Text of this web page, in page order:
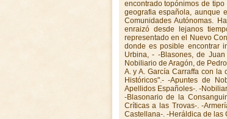
encontrado topónimos de
geografia española, aunque
Comunidades Autónomas.
enraizó desde lejanos
representado en el Nuevo
donde es posible encontrar
Urbina, - -Blasones, de
Nobiliario de Aragón, de
A. y A. García Carraffa con
Históricos".- -Apuntes de
Apellidos Españoles-. -
-Blasonario de la
Críticas a las Trovas-. -
Castellana-. -Heráldica de las